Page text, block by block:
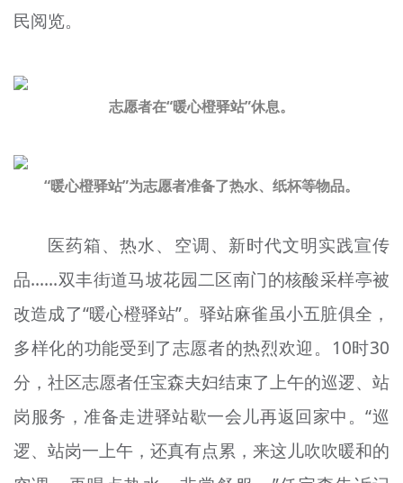
民阅览。
志愿者在“暖心橙驿站”休息。
“暖心橙驿站”为志愿者准备了热水、纸杯等物品。
医药箱、热水、空调、新时代文明实践宣传
品……双丰街道马坡花园二区南门的核酸采样亭被
改造成了“暖心橙驿站”。驿站麻雀虽小五脏俱全，
多样化的功能受到了志愿者的热烈欢迎。10时30
分，社区志愿者任宝森夫妇结束了上午的巡逻、站
岗服务，准备走进驿站歇一会儿再返回家中。“巡
逻、站岗一上午，还真有点累，来这儿吹吹暖和的